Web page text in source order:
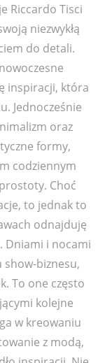
Riccardo Tisci
niezwykłą
do detali.
inspiracji, która
Jednocześnie
oraz
formy,
codziennym
Choć
to jednak to
odnajduję
Dniami i nocami
show-biznesu,
To one często
kolejne
w kreowaniu
z modą,